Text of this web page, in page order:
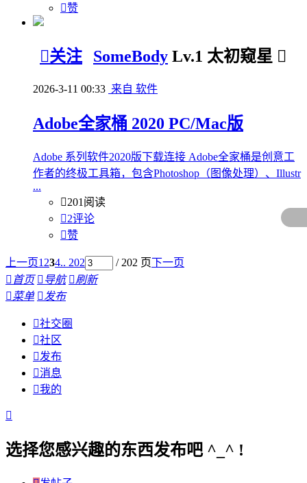
赞
关注 SomeBody Lv.1 太初窥星 
2026-3-11 00:33 来自 软件
Adobe全家桶 2020 PC/Mac版
Adobe 系列软件2020版下载连接 Adobe全家桶是创意工
作者的终极工具箱，包含Photoshop（图像处理）、Illustr
...
201阅读
2评论
赞
上一页1 234.. 202 / 202 页下一页
 首页  导航 刷新
菜单 发布
社交圈
社区
发布
消息
我的

选择您感兴趣的东西发布吧 ^_^ !